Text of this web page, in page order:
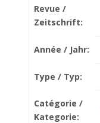
Revue /
Zeitschrift:
Année / Jahr:
Type / Typ:
Catégorie /
Kategorie: